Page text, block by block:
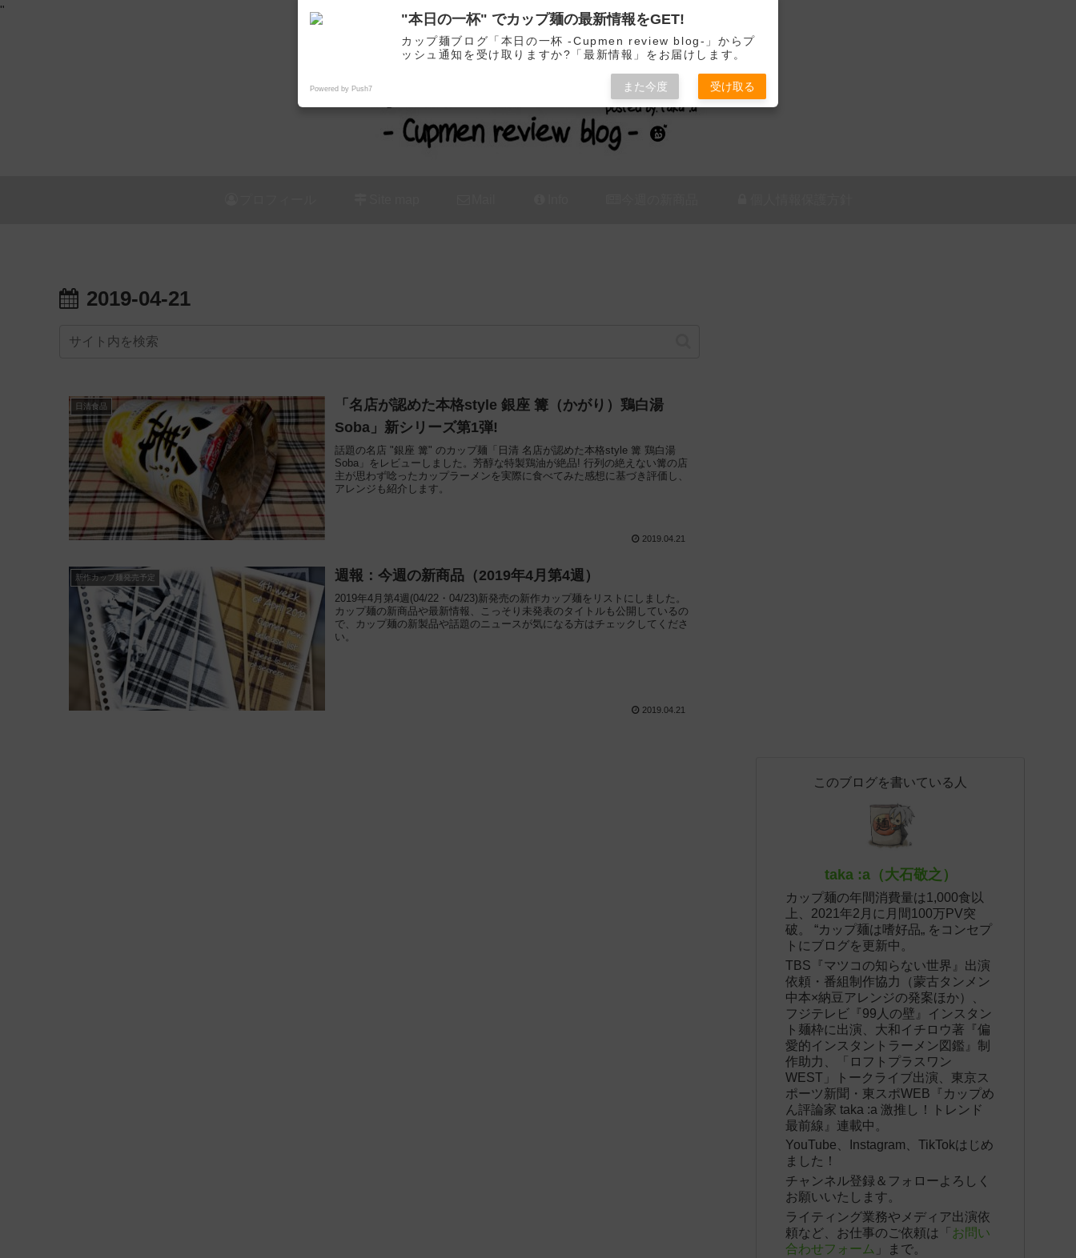
"
カップ麺の新商品をレビュー / アレンジするブログ
2019-04-21
日清食品
「名店が認めた本格style 銀座 篝（かがり）鶏白湯
Soba」新シリーズ第1弾!
話題の名店 "銀座 篝" のカップ麺「日清 名店が認めた本格style 篝 鶏白湯
Soba」をレビューしました。芳醇な特製鶏油が絶品! 行列の絶えない篝の店
主が思わず唸ったカップラーメンを実際に食べてみた感想に基づき評価し、
アレンジも紹介します。
2019.04.21
新作カップ麺発売予定 週報：今週の新商品（2019年4月第4週）
2019年4月第4週(04/22・04/23)新発売の新作カップ麺をリストにしました。
カップ麺の新商品や最新情報、こっそり未発表のタイトルも公開しているの
で、カップ麺の新製品や話題のニュースが気になる方はチェックしてくださ
い。
2019.04.21
このブログを書いている人
taka :a（大石敬之）
カップ麺の年間消費量は1,000食以
上、2021年2月に月間100万PV突
破。 “カップ麺は嗜好品„ をコンセプ
トにブログを更新中。
TBS『マツコの知らない世界』出演
依頼・番組制作協力（蒙古タンメン
中本×納豆アレンジの発案ほか）、
フジテレビ『99人の壁』インスタン
ト麺枠に出演、大和イチロウ著『偏
愛的インスタントラーメン図鑑』制
作助力、「ロフトプラスワン
WEST」トークライブ出演、東京ス
ポーツ新聞・東スポWEB『カップめ
ん評論家 taka :a 激推し！トレンド
最前線』連載中。
YouTube、Instagram、TikTokはじめ
ました！
チャンネル登録＆フォローよろしく
お願いいたします。
ライティング業務やメディア出演依
頼など、お仕事のご依頼は「 お問い
合わせフォーム 」まで。
"本日の一杯" でカップ麺の最新情報をGET!
カップ麺ブログ「本日の一杯 -Cupmen review blog-」からプ
ッシュ通知を受け取りますか?「最新情報」をお届けします。
Powered by Push7 また今度 受け取る